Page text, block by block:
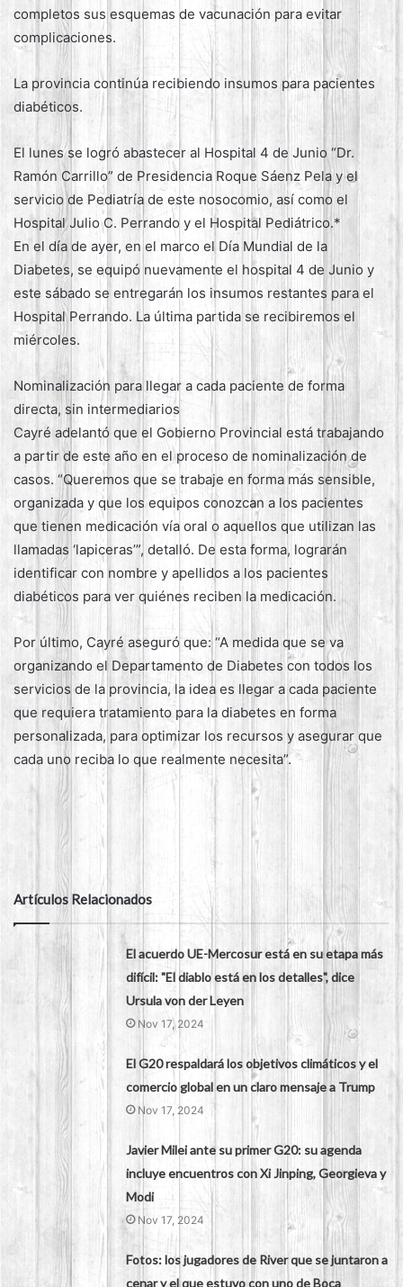
completos sus esquemas de vacunación para evitar
complicaciones.
La provincia continúa recibiendo insumos para pacientes
diabéticos.
El lunes se logró abastecer al Hospital 4 de Junio “Dr.
Ramón Carrillo” de Presidencia Roque Sáenz Pela y el
servicio de Pediatría de este nosocomio, así como el
Hospital Julio C. Perrando y el Hospital Pediátrico.*
En el día de ayer, en el marco el Día Mundial de la
Diabetes, se equipó nuevamente el hospital 4 de Junio y
este sábado se entregarán los insumos restantes para el
Hospital Perrando. La última partida se recibiremos el
miércoles.
Nominalización para llegar a cada paciente de forma
directa, sin intermediarios
Cayré adelantó que el Gobierno Provincial está trabajando
a partir de este año en el proceso de nominalización de
casos. “Queremos que se trabaje en forma más sensible,
organizada y que los equipos conozcan a los pacientes
que tienen medicación vía oral o aquellos que utilizan las
llamadas ‘lapiceras’”, detalló. De esta forma, lograrán
identificar con nombre y apellidos a los pacientes
diabéticos para ver quiénes reciben la medicación.
Por último, Cayré aseguró que: “A medida que se va
organizando el Departamento de Diabetes con todos los
servicios de la provincia, la idea es llegar a cada paciente
que requiera tratamiento para la diabetes en forma
personalizada, para optimizar los recursos y asegurar que
cada uno reciba lo que realmente necesita”.
Artículos Relacionados
El acuerdo UE-Mercosur está en su etapa más
difícil: "El diablo está en los detalles", dice
Ursula von der Leyen
Nov 17, 2024
El G20 respaldará los objetivos climáticos y el
comercio global en un claro mensaje a Trump
Nov 17, 2024
Javier Milei ante su primer G20: su agenda
incluye encuentros con Xi Jinping, Georgieva y
Modi
Nov 17, 2024
Fotos: los jugadores de River que se juntaron a
cenar y el que estuvo con uno de Boca